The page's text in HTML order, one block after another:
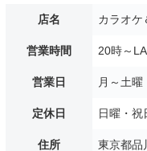
店名 カラオケ
営業時間 20時～
営業日 月～土曜
定休日 日曜・祝
住所 東京都